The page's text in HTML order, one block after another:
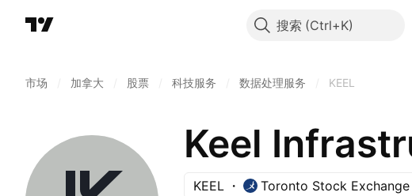
搜索
市场 加拿大 股票 科技服务 数据处理服务 KEEL
Keel
KEEL Toronto Stock Exchange